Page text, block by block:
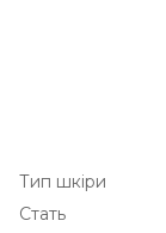
Тип шкіри
Стать